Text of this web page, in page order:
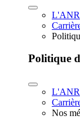
L'ANR
Politique
L'ANR
Nos